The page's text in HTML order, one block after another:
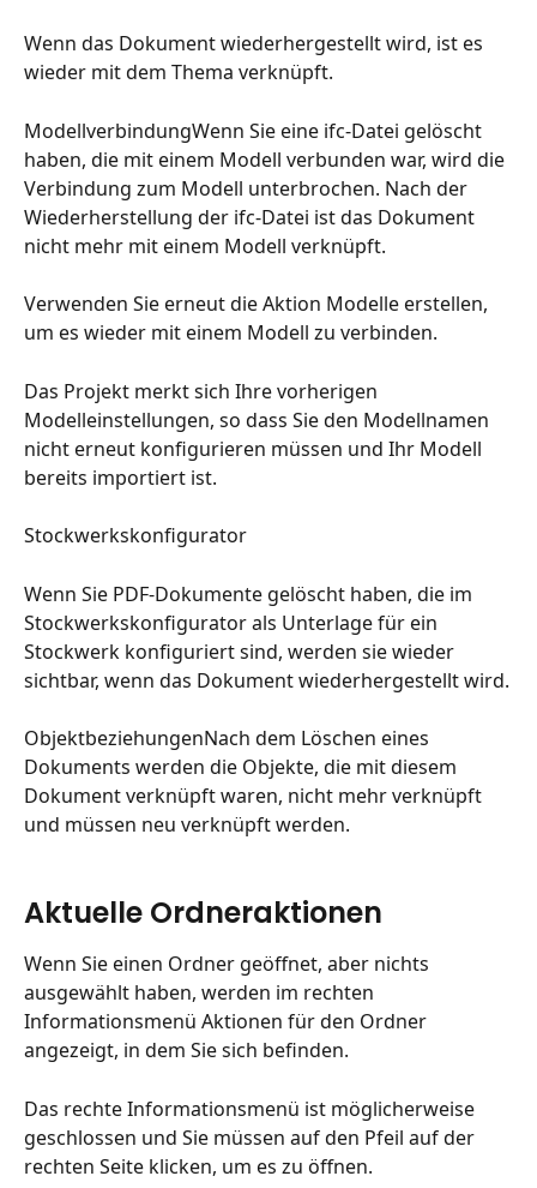
Wenn das Dokument wiederhergestellt wird, ist es
wieder mit dem Thema verknüpft.
ModellverbindungWenn Sie eine ifc-Datei gelöscht
haben, die mit einem Modell verbunden war, wird die
Verbindung zum Modell unterbrochen. Nach der
Wiederherstellung der ifc-Datei ist das Dokument
nicht mehr mit einem Modell verknüpft.
Verwenden Sie erneut die Aktion Modelle erstellen,
um es wieder mit einem Modell zu verbinden.
Das Projekt merkt sich Ihre vorherigen
Modelleinstellungen, so dass Sie den Modellnamen
nicht erneut konfigurieren müssen und Ihr Modell
bereits importiert ist.
Stockwerkskonfigurator
Wenn Sie PDF-Dokumente gelöscht haben, die im
Stockwerkskonfigurator als Unterlage für ein
Stockwerk konfiguriert sind, werden sie wieder
sichtbar, wenn das Dokument wiederhergestellt wird.
ObjektbeziehungenNach dem Löschen eines
Dokuments werden die Objekte, die mit diesem
Dokument verknüpft waren, nicht mehr verknüpft
und müssen neu verknüpft werden.
Aktuelle Ordneraktionen
Wenn Sie einen Ordner geöffnet, aber nichts
ausgewählt haben, werden im rechten
Informationsmenü Aktionen für den Ordner
angezeigt, in dem Sie sich befinden.
Das rechte Informationsmenü ist möglicherweise
geschlossen und Sie müssen auf den Pfeil auf der
rechten Seite klicken, um es zu öffnen.